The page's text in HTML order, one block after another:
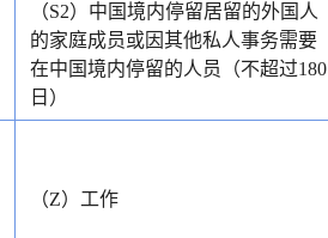
（S2）中国境内停留居留的外国人
的家庭成员或因其他私人事务需要
在中国境内停留的人员（不超过180
日）
（Z）工作